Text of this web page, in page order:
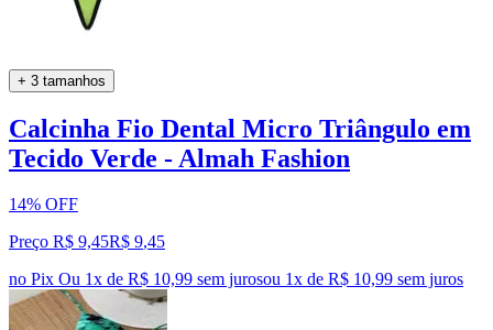
+ 3 tamanhos
Calcinha Fio Dental Micro Triângulo em
Tecido Verde - Almah Fashion
14% OFF
Preço R$ 9,45R$ 9,45
no Pix Ou 1x de R$ 10,99 sem jurosou 1x de R$ 10,99 sem juros